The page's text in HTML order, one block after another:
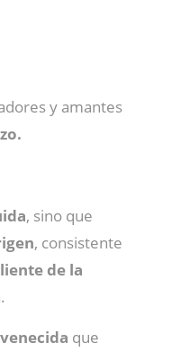
y amantes
, sino que
, consistente
de la
que